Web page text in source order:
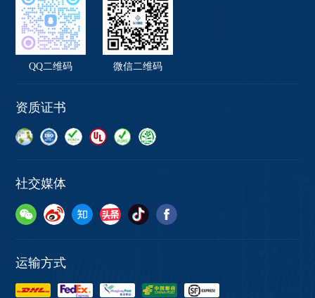
QQ二维码 微信二维码
资质证书
社交媒体
运输方式